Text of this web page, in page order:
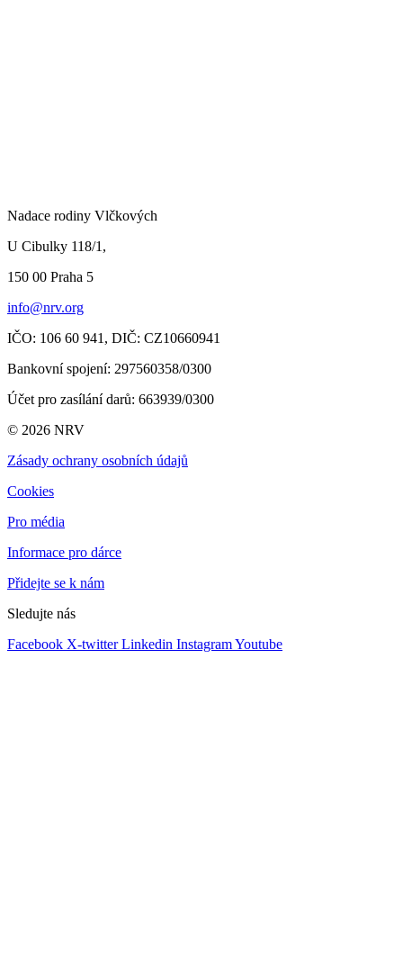
Nadace rodiny Vlčkových
U Cibulky 118/1,
150 00 Praha 5
info@nrv.org
IČO: 106 60 941, DIČ: CZ10660941
Bankovní spojení: 297560358/0300
Účet pro zasílání darů: 663939/0300
© 2026 NRV
Zásady ochrany osobních údajů
Cookies
Pro média
Informace pro dárce
Přidejte se k nám
Sledujte nás
Facebook X-twitter Linkedin InstagramYoutube